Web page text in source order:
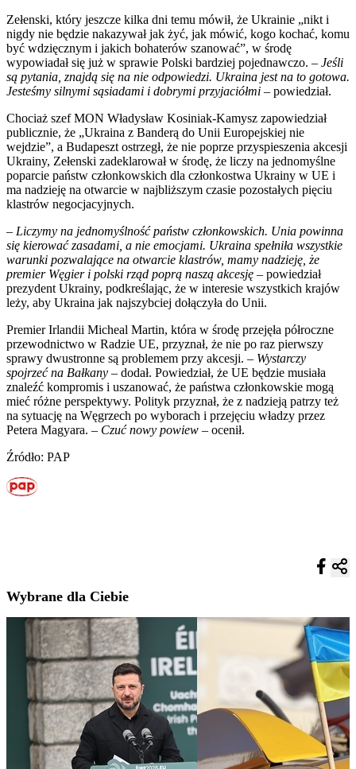
Zełenski, który jeszcze kilka dni temu mówił, że Ukrainie „nikt i
nigdy nie będzie nakazywał jak żyć, jak mówić, kogo kochać, komu
być wdzięcznym i jakich bohaterów szanować”, w środę
wypowiadał się już w sprawie Polski bardziej pojednawczo. – Jeśli
są pytania, znajdą się na nie odpowiedzi. Ukraina jest na to gotowa.
Jesteśmy silnymi sąsiadami i dobrymi przyjaciółmi – powiedział.
Chociaż szef MON Władysław Kosiniak-Kamysz zapowiedział
publicznie, że „Ukraina z Banderą do Unii Europejskiej nie
wejdzie”, a Budapeszt ostrzegł, że nie poprze przyspieszenia akcesji
Ukrainy, Zełenski zadeklarował w środę, że liczy na jednomyślne
poparcie państw członkowskich dla członkostwa Ukrainy w UE i
ma nadzieję na otwarcie w najbliższym czasie pozostałych pięciu
klastrów negocjacyjnych.
– Liczymy na jednomyślność państw członkowskich. Unia powinna
się kierować zasadami, a nie emocjami. Ukraina spełniła wszystkie
warunki pozwalające na otwarcie klastrów, mamy nadzieję, że
premier Węgier i polski rząd poprą naszą akcesję – powiedział
prezydent Ukrainy, podkreślając, że w interesie wszystkich krajów
leży, aby Ukraina jak najszybciej dołączyła do Unii.
Premier Irlandii Micheal Martin, która w środę przejęła półroczne
przewodnictwo w Radzie UE, przyznał, że nie po raz pierwszy
sprawy dwustronne są problemem przy akcesji. – Wystarczy
spojrzeć na Bałkany – dodał. Powiedział, że UE będzie musiała
znaleźć kompromis i uszanować, że państwa członkowskie mogą
mieć różne perspektywy. Polityk przyznał, że z nadzieją patrzy też
na sytuację na Węgrzech po wyborach i przejęciu władzy przez
Petera Magyara. – Czuć nowy powiew – ocenił.
Źródło: PAP
Wybrane dla Ciebie